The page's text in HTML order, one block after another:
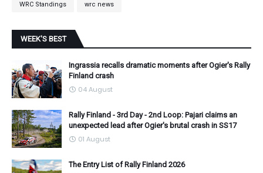
WRC Standings wrc news
WEEK'S BEST
Ingrassia recalls dramatic moments after Ogier's Rally
Finland crash
04 August
Rally Finland - 3rd Day - 2nd Loop: Pajari claims an
unexpected lead after Ogier's brutal crash in SS17
01 August
The Entry List of Rally Finland 2026